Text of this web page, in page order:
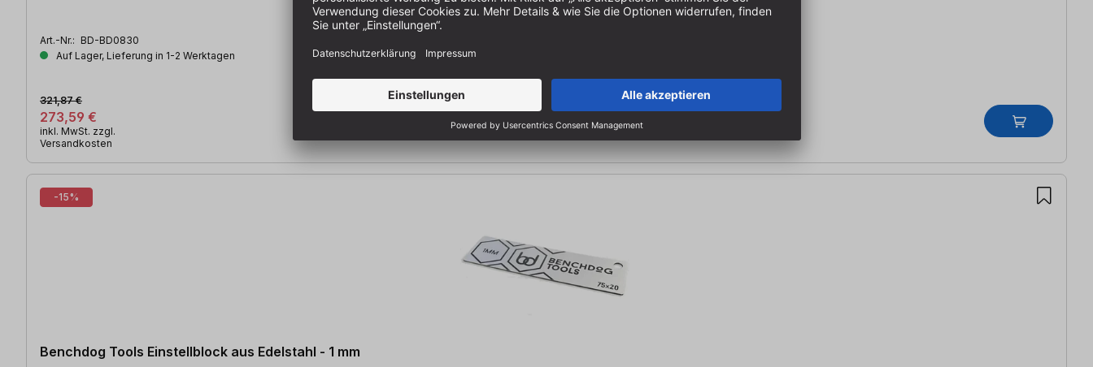
Art.-Nr.: BD-BD0830
Auf Lager, Lieferung in 1-2 Werktagen
273,59 €
321,87 €
inkl. MwSt. zzgl.
Versandkosten
-15%
Benchdog Tools Einstellblock aus Edelstahl - 1 mm